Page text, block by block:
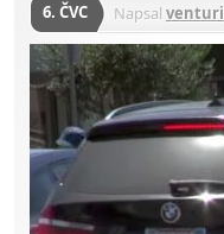
6. ČVC Napsal venturi